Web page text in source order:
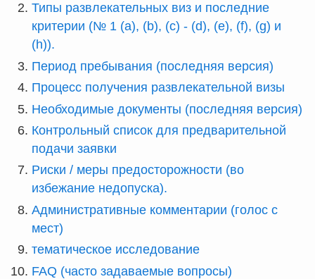
Типы развлекательных виз и последние
критерии (№ 1 (a), (b), (c) - (d), (e), (f), (g) и
(h)).
Период пребывания (последняя версия)
Процесс получения развлекательной визы
Необходимые документы (последняя версия)
Контрольный список для предварительной
подачи заявки
Риски / меры предосторожности (во
избежание недопуска).
Административные комментарии (голос с
мест)
тематическое исследование
FAQ (часто задаваемые вопросы)